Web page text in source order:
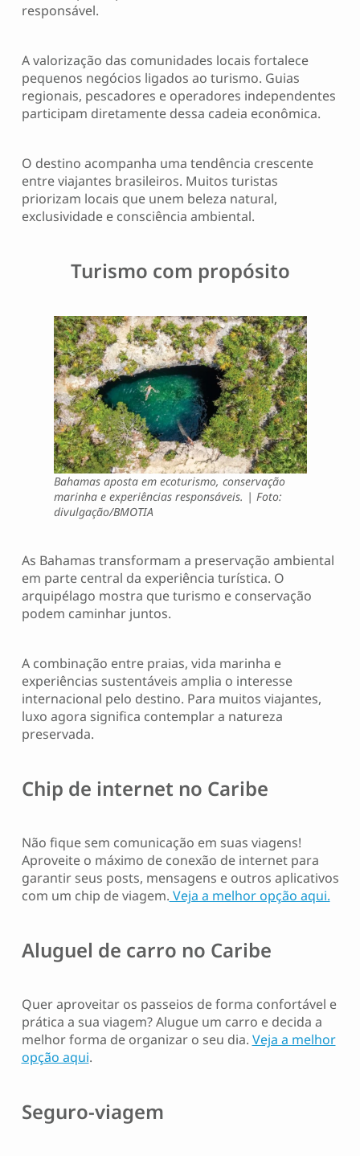
responsável.
A valorização das comunidades locais fortalece
pequenos negócios ligados ao turismo. Guias
regionais, pescadores e operadores independentes
participam diretamente dessa cadeia econômica.
O destino acompanha uma tendência crescente
entre viajantes brasileiros. Muitos turistas
priorizam locais que unem beleza natural,
exclusividade e consciência ambiental.
Turismo com propósito
Bahamas aposta em ecoturismo, conservação
marinha e experiências responsáveis. | Foto:
divulgação/BMOTIA
As Bahamas transformam a preservação ambiental
em parte central da experiência turística. O
arquipélago mostra que turismo e conservação
podem caminhar juntos.
A combinação entre praias, vida marinha e
experiências sustentáveis amplia o interesse
internacional pelo destino. Para muitos viajantes,
luxo agora significa contemplar a natureza
preservada.
Chip de internet no Caribe
Não fique sem comunicação em suas viagens!
Aproveite o máximo de conexão de internet para
garantir seus posts, mensagens e outros aplicativos
com um chip de viagem. Veja a melhor opção aqui.
Aluguel de carro no Caribe
Quer aproveitar os passeios de forma confortável e
prática a sua viagem? Alugue um carro e decida a
melhor forma de organizar o seu dia. Veja a melhor
opção aqui.
Seguro-viagem